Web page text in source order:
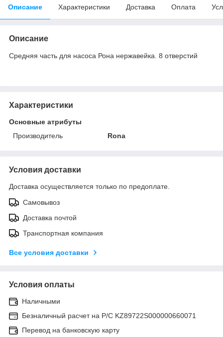
Описание Характеристики Доставка Оплата
Описание
Средняя часть для насоса Рона нержавейка. 8 отверстий
Характеристики
Основные атрибуты
Производитель
Rona
Условия доставки
Доставка осуществляется только по предоплате.
Самовывоз
Доставка почтой
Транспортная компания
Все условия доставки
Условия оплаты
Наличными
Безналичный расчет на Р/С KZ89722S000000660071
Перевод на банковскую карту